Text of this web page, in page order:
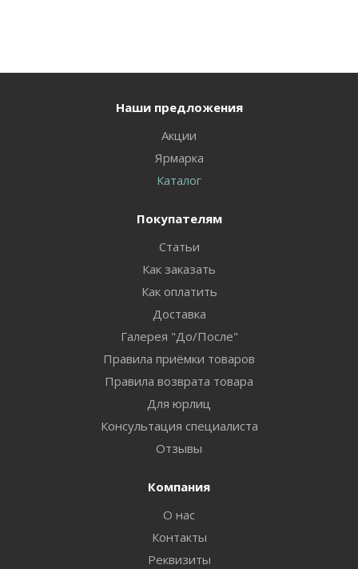
Наши предложения
Акции
Ярмарка
Каталог
Покупателям
Статьи
Как заказать
Как оплатить
Доставка
Галерея "До/После"
Правила приёмки товаров
Правила возврата товара
Для юрлиц
Консультация специалиста
Отзывы
Компания
О нас
Контакты
Реквизиты